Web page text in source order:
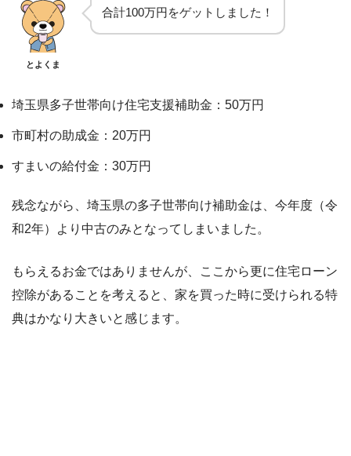
とよくま
合計100万円をゲットしました！
埼玉県多子世帯向け住宅支援補助金：50万円
市町村の助成金：20万円
すまいの給付金：30万円
残念ながら、埼玉県の多子世帯向け補助金は、今年度（令
和2年）より中古のみとなってしまいました。
もらえるお金ではありませんが、ここから更に住宅ローン
控除があることを考えると、家を買った時に受けられる特
典はかなり大きいと感じます。